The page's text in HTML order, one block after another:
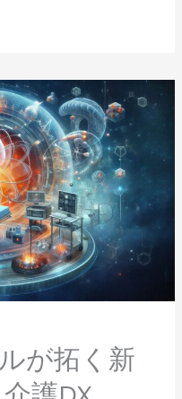
が拓く新